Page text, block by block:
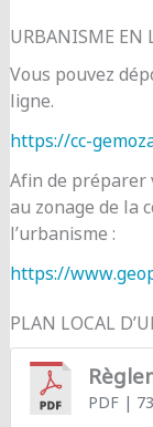
URBANISME EN
Vous pouvez
ligne.
https://cc-
Afin de préparer
au zonage de la
l’urbanisme :
https://
PLAN LOCAL
PDF|